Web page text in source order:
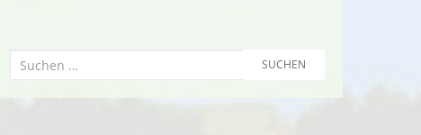
Suchen
SUCHEN